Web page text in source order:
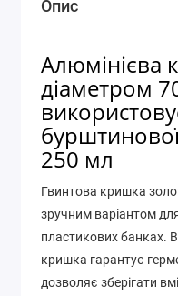
Опис
Алюмінієва
діаметром
250 мл
Гвинтова кришка
зручним варіантом
пластикових банках.
кришка гарантує
дозволяє зберігати